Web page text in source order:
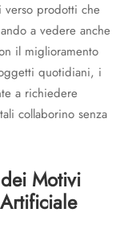
verso prodotti che
a vedere anche
il miglioramento
quotidiani, i
a richiedere
collaborino senza
Motivi